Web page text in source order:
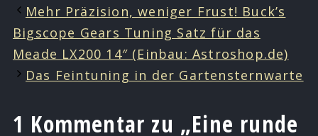
Mehr Präzision, weniger Frust! Buck’s
Bigscope Gears Tuning Satz für das
Meade LX200 14″ (Einbau: Astroshop.de)
Das Feintuning in der Gartensternwarte
1 Kommentar zu „Eine runde